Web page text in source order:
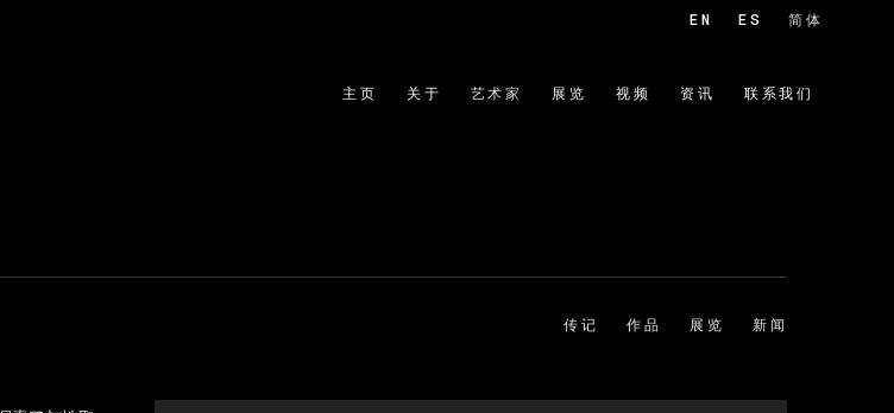
主页 关于 艺术家 展览 视频 资讯 联系我们
EN ES 简体
传记 作品 展览 新闻